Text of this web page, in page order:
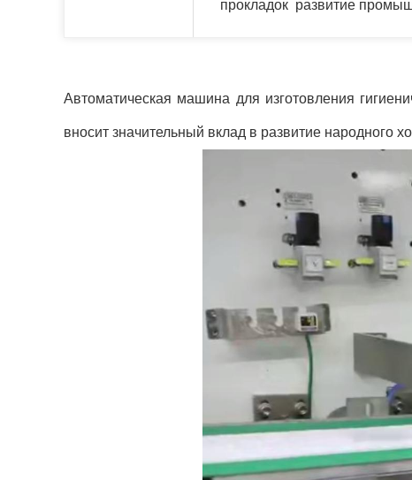
прокладок развитие
Автоматическая машина для изготовления
вносит значительный вклад в развитие народного